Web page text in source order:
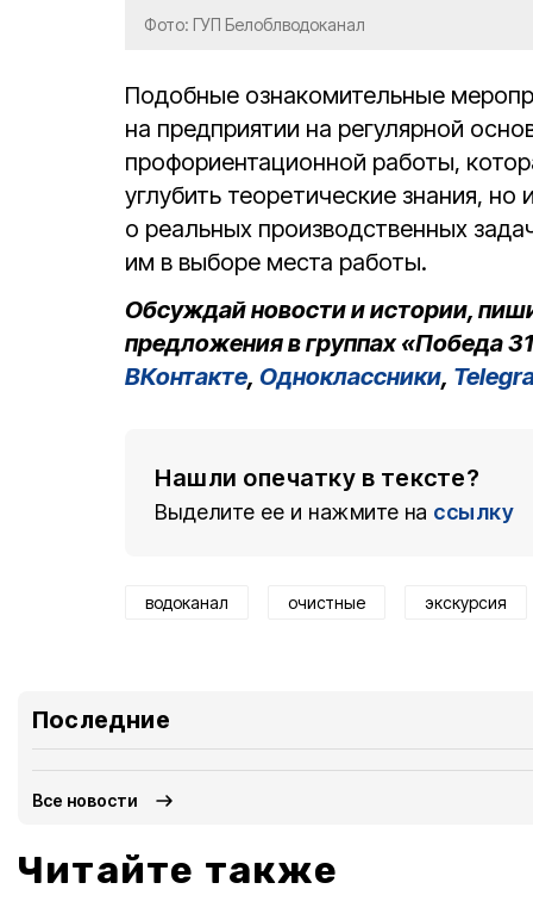
Фото: ГУП Белоблводоканал
Подобные ознакомительные
на предприятии на регулярной
профориентационной работы,
углубить теоретические знания, но
о реальных производственных
им в выборе места работы.
Обсуждай новости и истории,
предложения в группах «Победа
ВКонтакте, Одноклассники,
Нашли опечатку в тексте?
Выделите ее и нажмите на ссылку
водоканал очистные экскурсия
Последние
Все новости
Читайте также